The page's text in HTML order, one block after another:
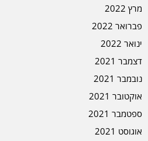
מרץ 2022
פברואר 2022
ינואר 2022
דצמבר 2021
נובמבר 2021
אוקטובר 2021
ספטמבר 2021
אוגוסט 2021